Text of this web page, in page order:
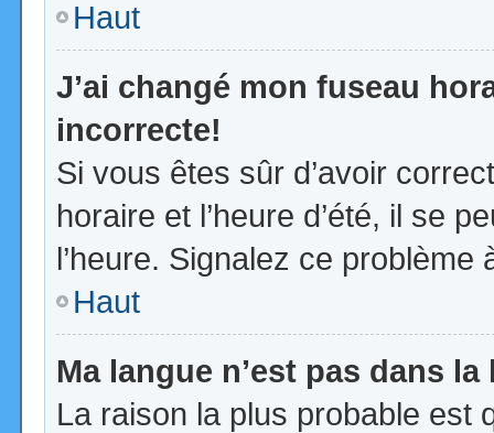
Haut
J’ai changé mon fuseau
incorrecte!
Si vous êtes sûr d’avoir
horaire et l’heure d’été, il se
l’heure. Signalez ce problème
Haut
Ma langue n’est pas dans la
La raison la plus probable est